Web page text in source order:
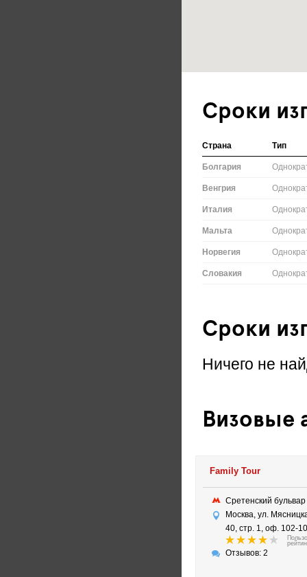
Сроки
Страна Тип
Болгария
Венгрия
Италия
Мальта
Норвегия
Словакия
Сроки
Ничего не
Визовые
Family Tour
Сретенский
Москва, ул.
40, стр. 1, оф. 102-
Отзывов: 2